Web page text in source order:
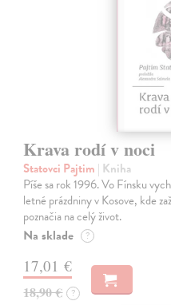
Krava rodí v noci
Statovci Pajtim | Kniha
Píše sa rok 1996. Vo Fínsku
letné prázdniny v Kosove, kde
poznačia na celý život.
Na sklade ?
17,01 €
18,90 € ?